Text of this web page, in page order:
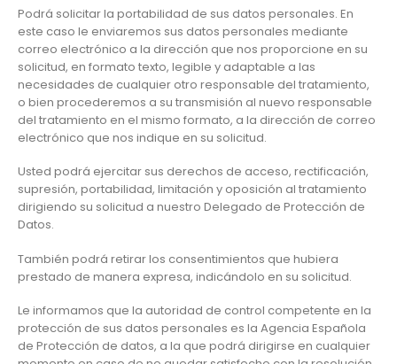
Podrá solicitar la portabilidad de sus datos personales. En
este caso le enviaremos sus datos personales mediante
correo electrónico a la dirección que nos proporcione en su
solicitud, en formato texto, legible y adaptable a las
necesidades de cualquier otro responsable del tratamiento,
o bien procederemos a su transmisión al nuevo responsable
del tratamiento en el mismo formato, a la dirección de correo
electrónico que nos indique en su solicitud.
Usted podrá ejercitar sus derechos de acceso, rectificación,
supresión, portabilidad, limitación y oposición al tratamiento
dirigiendo su solicitud a nuestro Delegado de Protección de
Datos.
También podrá retirar los consentimientos que hubiera
prestado de manera expresa, indicándolo en su solicitud.
Le informamos que la autoridad de control competente en la
protección de sus datos personales es la Agencia Española
de Protección de datos, a la que podrá dirigirse en cualquier